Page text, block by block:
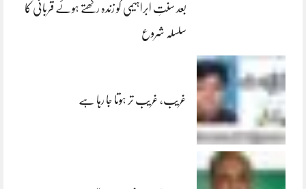
بعد سنتِ ابراہیمی کو زندہ رکھتے ہوئے قربانی کا
سلسلہ شروع
غریب، غریب تر ہوتا جا رہا ہے